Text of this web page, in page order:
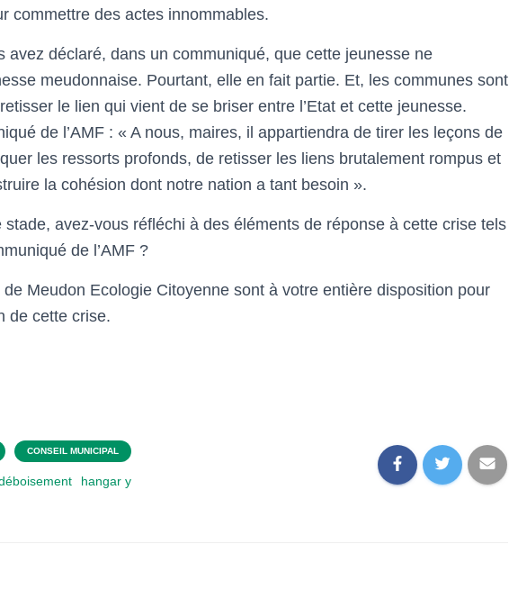
commettre des actes innommables.
avez déclaré, dans un communiqué, que cette jeunesse ne
meudonnaise. Pourtant, elle en fait partie. Et, les communes sont
le lien qui vient de se briser entre l’Etat et cette jeunesse.
de l’AMF : « A nous, maires, il appartiendra de tirer les leçons de
les ressorts profonds, de retisser les liens brutalement rompus et
la cohésion dont notre nation a tant besoin ».
avez-vous réfléchi à des éléments de réponse à cette crise tels
de l’AMF ?
de Meudon Ecologie Citoyenne sont à votre entière disposition pour
de cette crise.
CONSEIL MUNICIPAL
hangar y